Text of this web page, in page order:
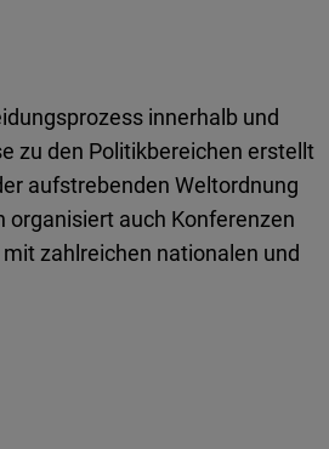
innerhalb und
zu den Politikbereichen erstellt
aufstrebenden Weltordnung
organisiert auch Konferenzen
zahlreichen nationalen und